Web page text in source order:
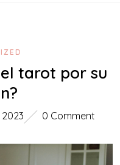
tarot por su
0 Comment